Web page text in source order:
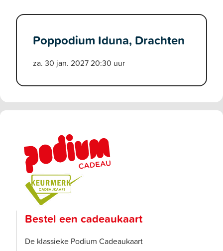
Poppodium Iduna, Drachten
za. 30 jan. 2027 20:30 uur
Bestel een cadeaukaart
De klassieke Podium Cadeaukaart